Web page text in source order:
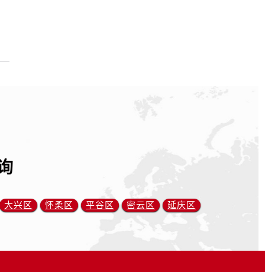
大兴区 怀柔区 平谷区 密云区 延庆区